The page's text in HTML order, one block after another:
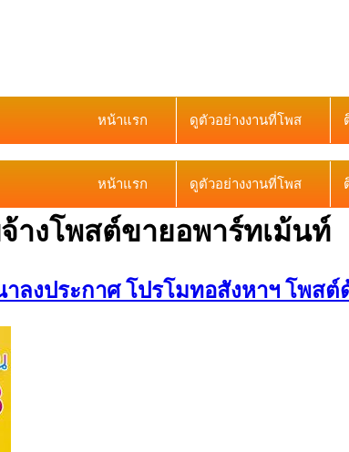
หน้าแรก ดูตัวอย่างงานที่โพส
หน้าแรก ดูตัวอย่างงานที่โพส
างโพสต์ขายอพาร์ทเม้นท์
ลงประกาศ โปรโมทอสังหาฯ โพสต์